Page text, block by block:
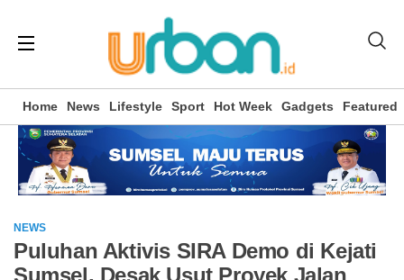
Home News Lifestyle Sport Hot Week Gadgets Featured
NEWS
Puluhan Aktivis SIRA Demo di Kejati
Sumsel, Desak Usut Proyek Jalan